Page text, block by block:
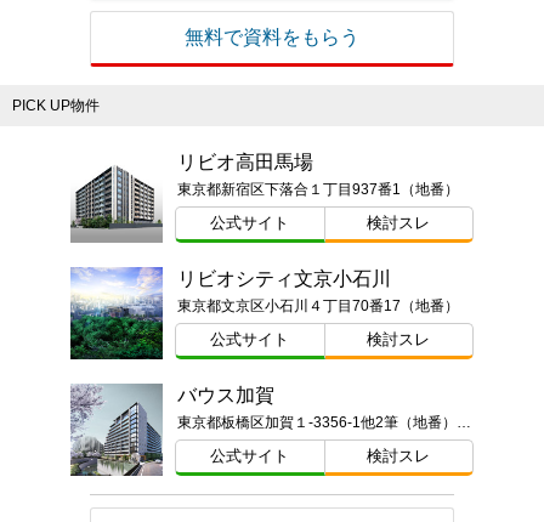
無料で資料をもらう
PICK UP物件
リビオ高田馬場
東京都新宿区下落合１丁目937番1（地番）
公式サイト 検討スレ
リビオシティ文京小石川
東京都文京区小石川４丁目70番17（地番）
公式サイト 検討スレ
バウス加賀
東京都板橋区加賀１-3356-1他2筆（地番）ほか
公式サイト 検討スレ